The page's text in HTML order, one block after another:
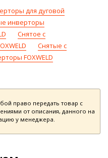
для дуговой
инверторы
Снятое с
Снятые с
FOXWELD
право передать товар с
от описания, данного на
у менеджера.